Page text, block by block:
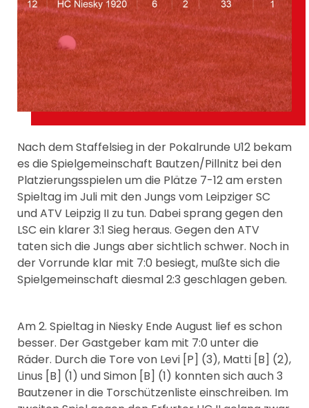
Nach dem Staffelsieg in der Pokalrunde U12 bekam
es die Spielgemeinschaft Bautzen/Pillnitz bei den
Platzierungsspielen um die Plätze 7-12 am ersten
Spieltag im Juli mit den Jungs vom Leipziger SC
und ATV Leipzig II zu tun. Dabei sprang gegen den
LSC ein klarer 3:1 Sieg heraus. Gegen den ATV
taten sich die Jungs aber sichtlich schwer. Noch in
der Vorrunde klar mit 7:0 besiegt, mußte sich die
Spielgemeinschaft diesmal 2:3 geschlagen geben.
Am 2. Spieltag in Niesky Ende August lief es schon
besser. Der Gastgeber kam mit 7:0 unter die
Räder. Durch die Tore von Levi [P] (3), Matti [B] (2),
Linus [B] (1) und Simon [B] (1) konnten sich auch 3
Bautzener in die Torschützenliste einschreiben. Im